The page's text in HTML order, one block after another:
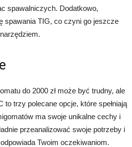
spawalniczych. Dodatkowo,
spawania TIG, co czyni go jeszcze
do 2000 zł może być trudny, ale
to trzy polecane opcje, które spełniają
ma swoje unikalne cechy i
przeanalizować swoje potrzeby i
Twoim oczekiwaniom.